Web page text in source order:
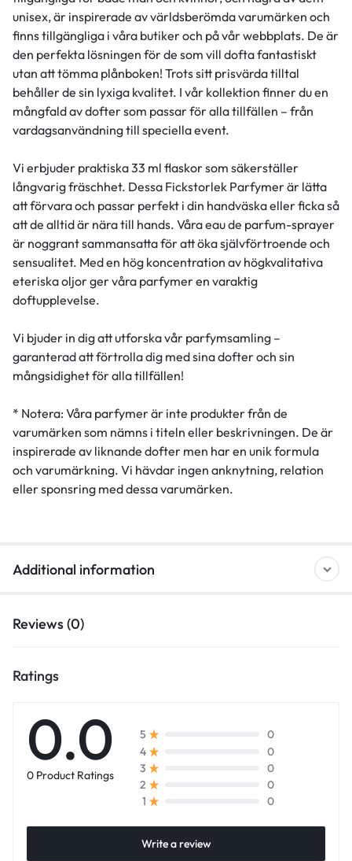
Additional information
unisex, är inspirerade av världsberömda varumärken och
finns tillgängliga i våra butiker och på vår webbplats. De är
den perfekta lösningen för de som vill dofta fantastiskt
utan att tömma plånboken! Trots sitt prisvärda tilltal
behåller de sin lyxiga kvalitet. I vår kollektion finner du en
mångfald av dofter som passar för alla tillfällen – från
vardagsanvändning till speciella event.
Vi erbjuder praktiska 33 ml flaskor som säkerställer
långvarig fräschhet. Dessa Fickstorlek Parfymer är lätta
att förvara och passar perfekt i din handväska eller ficka så
att de alltid är nära till hands. Våra eau de parfum-sprayer
är noggrant sammansatta för att öka självförtroende och
sensualitet. Med en hög koncentration av högkvalitativa
eteriska oljor ger våra parfymer en varaktig
doftupplevelse.
Vi bjuder in dig att utforska vår parfymsamling –
garanterad att förtrolla dig med sina dofter och sin
mångsidighet för alla tillfällen!
* Notera: Våra parfymer är inte produkter från de
varumärken som nämns i titeln eller beskrivningen. De är
inspirerade av liknande dofter men har en unik formula
och varumärkning. Vi hävdar ingen anknytning, relation
eller sponsring med dessa varumärken.
Reviews (0)
Ratings
0.0
0 Product Ratings
5
0
4
0
3
0
2
0
1
0
Write a review